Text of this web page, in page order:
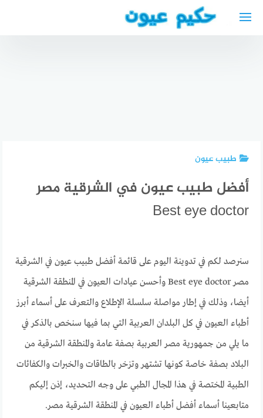
طبيب عيون
أفضل طبيب عيون في الشرقية مصر
Best eye doctor
سنرصد لكم في تدوينة اليوم على قائمة أفضل طبيب عيون في الشرقية
مصر Best eye doctor وأحسن عيادات العيون في المنطقة الشرقية
أيضا، وذلك في إطار مواصلة سلسلة الإطلاع والتعرف على أسماء أبرز
أطباء العيون في كل البلدان العربية التي بما فيها سنخص بالذكر في
ما يلي من جمهورية مصر العربية بصفة عامة والمنطقة الشرقية من
البلاد بصفة خاصة كونها تشتهر وتزخر بالطاقات والخبرات والكفائات
الطبية المختصة في هذا المجال الطبي على وجه التحديد، إذن إليكم
متابعينا أسماء أفضل أطباء العيون في المنطقة الشرقية مصر.